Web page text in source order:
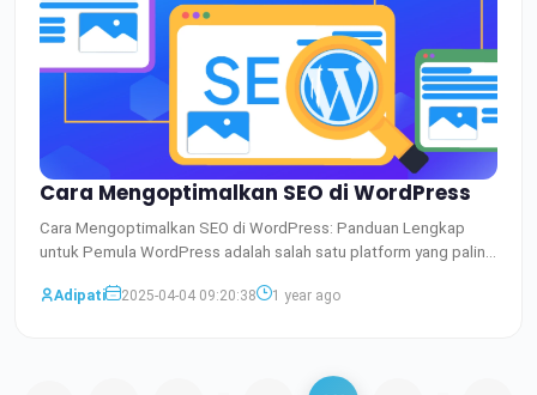
Cara Mengoptimalkan SEO di WordPress
Cara Mengoptimalkan SEO di WordPress: Panduan Lengkap
untuk Pemula WordPress adalah salah satu platform yang paling
Adipati
2025-04-04 09:20:38 1 year ago